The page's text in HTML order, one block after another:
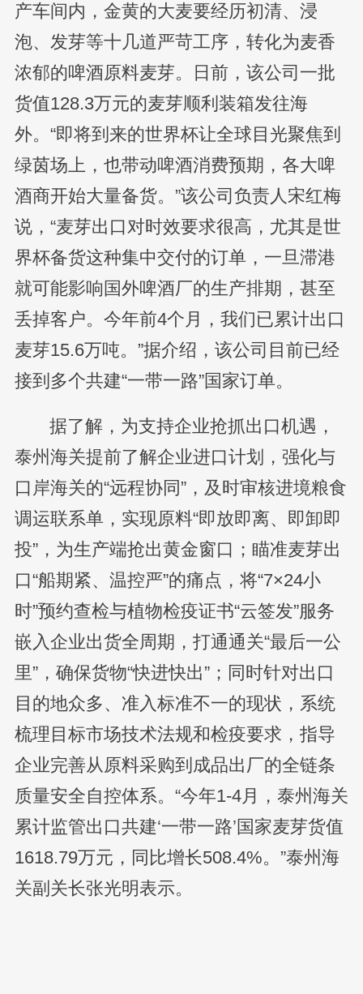
产车间内，金黄的大麦要经历初清、浸
泡、发芽等十几道严苛工序，转化为麦香
浓郁的啤酒原料麦芽。日前，该公司一批
货值128.3万元的麦芽顺利装箱发往海
外。“即将到来的世界杯让全球目光聚焦到
绿茵场上，也带动啤酒消费预期，各大啤
酒商开始大量备货。”该公司负责人宋红梅
说，“麦芽出口对时效要求很高，尤其是世
界杯备货这种集中交付的订单，一旦滞港
就可能影响国外啤酒厂的生产排期，甚至
丢掉客户。今年前4个月，我们已累计出口
麦芽15.6万吨。”据介绍，该公司目前已经
接到多个共建“一带一路”国家订单。
据了解，为支持企业抢抓出口机遇，
泰州海关提前了解企业进口计划，强化与
口岸海关的“远程协同”，及时审核进境粮食
调运联系单，实现原料“即放即离、即卸即
投”，为生产端抢出黄金窗口；瞄准麦芽出
口“船期紧、温控严”的痛点，将“7×24小
时”预约查检与植物检疫证书“云签发”服务
嵌入企业出货全周期，打通通关“最后一公
里”，确保货物“快进快出”；同时针对出口
目的地众多、准入标准不一的现状，系统
梳理目标市场技术法规和检疫要求，指导
企业完善从原料采购到成品出厂的全链条
质量安全自控体系。“今年1-4月，泰州海关
累计监管出口共建‘一带一路’国家麦芽货值
1618.79万元，同比增长508.4%。”泰州海
关副关长张光明表示。